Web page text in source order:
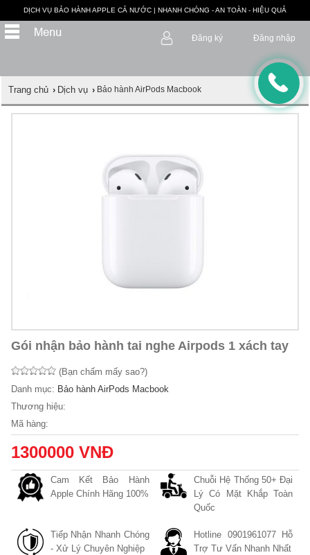
DỊCH VỤ BẢO HÀNH APPLE CẢ NƯỚC | NHANH CHÓNG - AN TOÀN - HIỆU QUẢ
Đăng nhập
Đăng ký
Trang chủ › Dịch vụ › Bảo hành AirPods Macbook
Gói nhận bảo hành tai nghe Airpods 1 xách tay
(Bạn chấm mấy sao?)
Danh mục: Bảo hành AirPods Macbook
Thương hiệu:
Mã hàng:
1300000 VNĐ
Cam Kết Bảo Hành
Apple Chính Hãng 100%
Chuỗi Hệ Thống 50+ Đại
Lý Có Mặt Khắp Toàn
Quốc
Tiếp Nhận Nhanh Chóng
- Xử Lý Chuyên Nghiệp
Hotline 0901961077 Hỗ
Trợ Tư Vấn Nhanh Nhất